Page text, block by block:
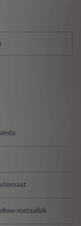
metaallak